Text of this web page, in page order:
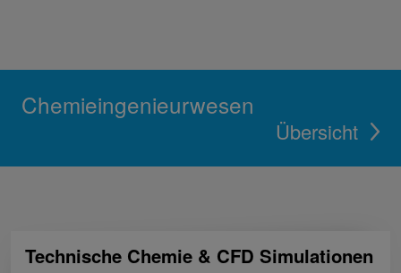
Chemieingenieurwesen
Übersicht
Technische Chemie & CFD Simulationen